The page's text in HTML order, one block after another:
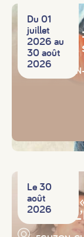
Du 01
juillet
2026 au
30 août
2026
Exposition
Le 30
août
2026
Spectacle
Spectacle
l’intime»,